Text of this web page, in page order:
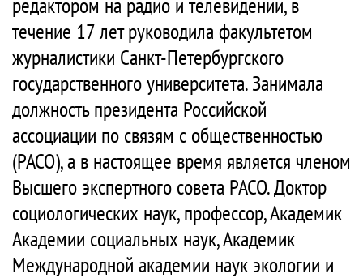
течение 17 лет руководила факультетом
журналистики Санкт-Петербургского
государственного университета. Занимала
должность президента Российской
ассоциации по связям с общественностью
(РАСО), а в настоящее время является членом
Высшего экспертного совета РАСО. Доктор
социологических наук, профессор, Академик
Академии социальных наук, Академик
Международной академии наук экологии и